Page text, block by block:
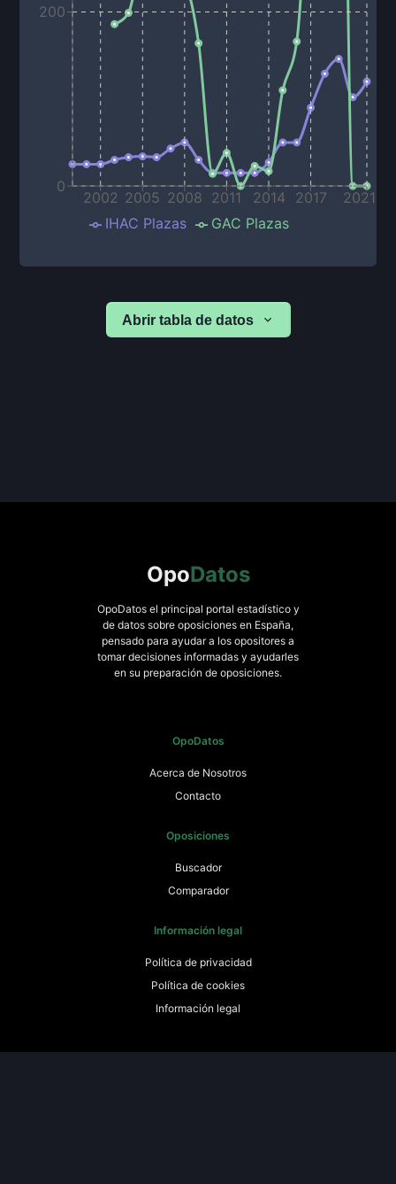
2002 2005 2008 2011 2014 2017 2021
0
200
IHAC Plazas GAC Plazas
Abrir tabla de datos
OpoDatos
OpoDatos el principal portal estadístico y
de datos sobre oposiciones en España,
pensado para ayudar a los opositores a
tomar decisiones informadas y ayudarles
en su preparación de oposiciones.
OpoDatos
Acerca de Nosotros
Contacto
Oposiciones
Buscador
Comparador
Información legal
Política de privacidad
Política de cookies
Información legal